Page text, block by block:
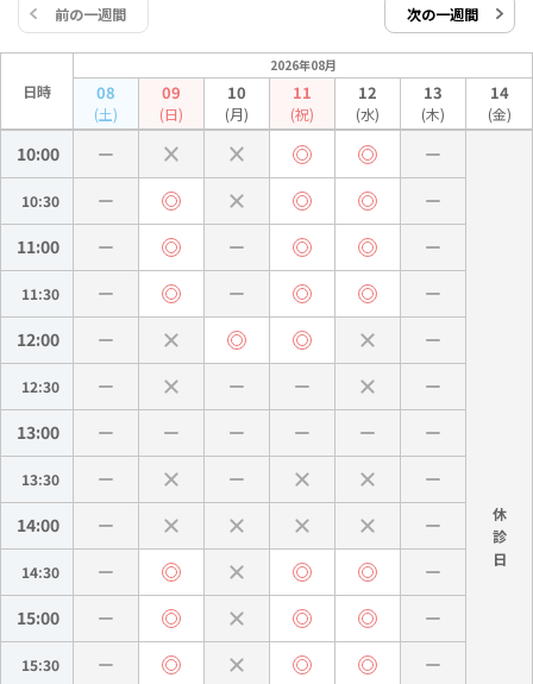
前の一週間 次の一週間
日時
2026年08月
08
(土)
09
(日)
10
(月)
11
(祝)
12
(水)
13
(木)
14
(金)
10:00
休
診
10:30
11:00
11:30
12:00
12:30
13:00
13:30
14:00
14:30
15:00
15:30